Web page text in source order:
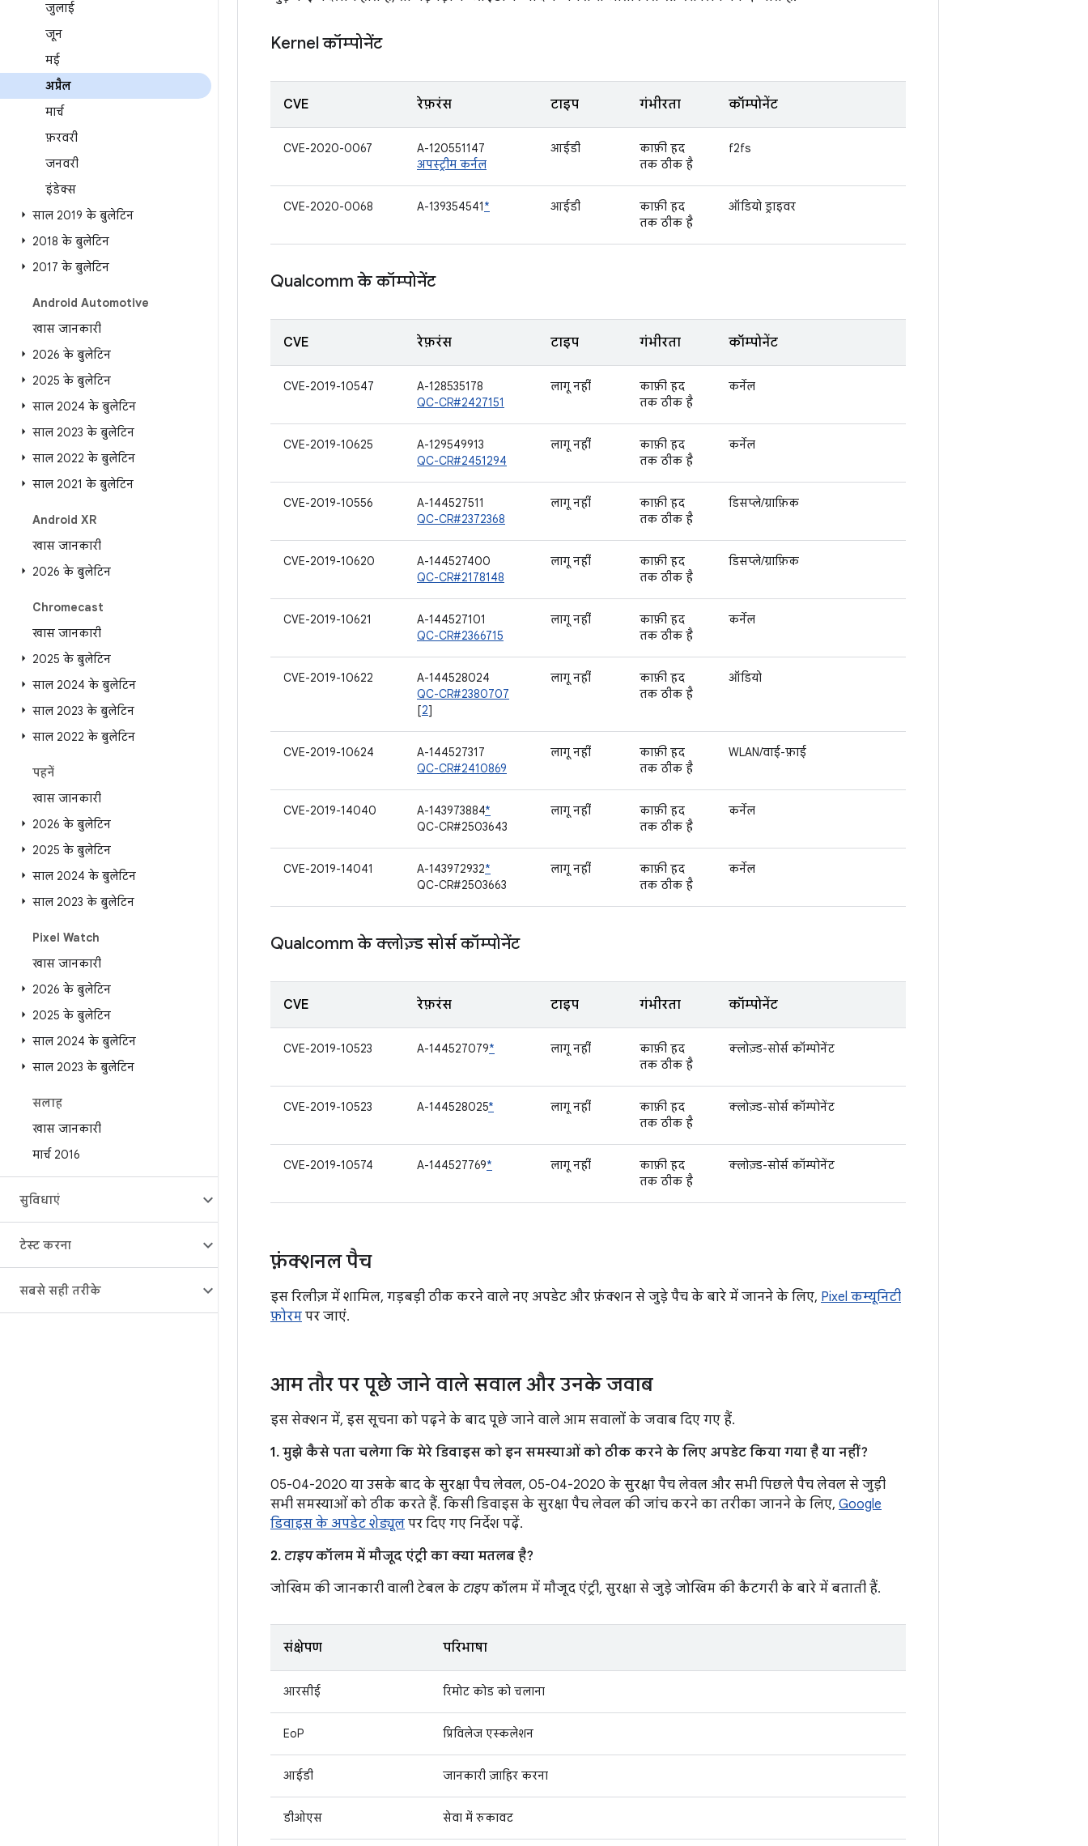
जुलाई
जून
मई
अप्रैल
मार्च
फ़रवरी
जनवरी
इंडेक्स
साल 2019 के बुलेटिन
2018 के बुलेटिन
2017 के बुलेटिन
Android Automotive
खास जानकारी
2026 के बुलेटिन
2025 के बुलेटिन
साल 2024 के बुलेटिन
साल 2023 के बुलेटिन
साल 2022 के बुलेटिन
साल 2021 के बुलेटिन
Android XR
खास जानकारी
2026 के बुलेटिन
Chromecast
खास जानकारी
2025 के बुलेटिन
साल 2024 के बुलेटिन
साल 2023 के बुलेटिन
साल 2022 के बुलेटिन
पहनें
खास जानकारी
2026 के बुलेटिन
2025 के बुलेटिन
साल 2024 के बुलेटिन
साल 2023 के बुलेटिन
Pixel Watch
खास जानकारी
2026 के बुलेटिन
2025 के बुलेटिन
साल 2024 के बुलेटिन
साल 2023 के बुलेटिन
सलाह
खास जानकारी
मार्च 2016
सुविधाएं
टेस्ट करना
सबसे सही तरीके
Kernel कॉम्पोनेंट
CVE रेफ़रंस टाइप गंभीरता कॉम्पोनेंट
CVE-2020-0067
A-120551147
अपस्ट्रीम कर्नल
आईडी
काफ़ी हद
तक ठीक है
f2fs
CVE-2020-0068 A-139354541* आईडी
काफ़ी हद
तक ठीक है
ऑडियो ड्राइवर
Qualcomm के कॉम्पोनेंट
CVE रेफ़रंस टाइप गंभीरता कॉम्पोनेंट
CVE-2019-10547
A-128535178
QC-CR#2427151
लागू नहीं
काफ़ी हद
तक ठीक है
कर्नेल
CVE-2019-10625
A-129549913
QC-CR#2451294
लागू नहीं
काफ़ी हद
तक ठीक है
कर्नेल
CVE-2019-10556
A-144527511
QC-CR#2372368
लागू नहीं
काफ़ी हद
तक ठीक है
डिसप्ले/ग्राफ़िक
CVE-2019-10620
A-144527400
QC-CR#2178148
लागू नहीं
काफ़ी हद
तक ठीक है
डिसप्ले/ग्राफ़िक
CVE-2019-10621
A-144527101
QC-CR#2366715
लागू नहीं
काफ़ी हद
तक ठीक है
कर्नेल
CVE-2019-10622
A-144528024
QC-CR#2380707
[2]
लागू नहीं
काफ़ी हद
तक ठीक है
ऑडियो
CVE-2019-10624
A-144527317
QC-CR#2410869
लागू नहीं
काफ़ी हद
तक ठीक है
WLAN/वाई-फ़ाई
CVE-2019-14040 A-143973884*
QC-CR#2503643
लागू नहीं
काफ़ी हद
तक ठीक है
कर्नेल
CVE-2019-14041 A-143972932*
QC-CR#2503663
लागू नहीं
काफ़ी हद
तक ठीक है
कर्नेल
Qualcomm के क्लोज़्ड सोर्स कॉम्पोनेंट
CVE रेफ़रंस टाइप गंभीरता कॉम्पोनेंट
CVE-2019-10523 A-144527079* लागू नहीं
काफ़ी हद
तक ठीक है
क्लोज़्ड-सोर्स कॉम्पोनेंट
CVE-2019-10523 A-144528025* लागू नहीं
काफ़ी हद
तक ठीक है
क्लोज़्ड-सोर्स कॉम्पोनेंट
CVE-2019-10574 A-144527769* लागू नहीं
काफ़ी हद
तक ठीक है
क्लोज़्ड-सोर्स कॉम्पोनेंट
फ़ंक्शनल पैच
इस रिलीज़ में शामिल, गड़बड़ी ठीक करने वाले नए अपडेट और फ़ंक्शन से जुड़े पैच के बारे में जानने के लिए, Pixel कम्यूनिटी
फ़ोरम पर जाएं.
आम तौर पर पूछे जाने वाले सवाल और उनके जवाब
इस सेक्शन में, इस सूचना को पढ़ने के बाद पूछे जाने वाले आम सवालों के जवाब दिए गए हैं.
1. मुझे कैसे पता चलेगा कि मेरे डिवाइस को इन समस्याओं को ठीक करने के लिए अपडेट किया गया है या नहीं?
05-04-2020 या उसके बाद के सुरक्षा पैच लेवल, 05-04-2020 के सुरक्षा पैच लेवल और सभी पिछले पैच लेवल से जुड़ी
सभी समस्याओं को ठीक करते हैं. किसी डिवाइस के सुरक्षा पैच लेवल की जांच करने का तरीका जानने के लिए, Google
डिवाइस के अपडेट शेड्यूल पर दिए गए निर्देश पढ़ें.
2. टाइपकॉलम में मौजूद एंट्री का क्या मतलब है?
जोखिम की जानकारी वाली टेबल के टाइपकॉलम में मौजूद एंट्री, सुरक्षा से जुड़े जोखिम की कैटगरी के बारे में बताती हैं.
संक्षेपण परिभाषा
आरसीई रिमोट कोड को चलाना
EoP प्रिविलेज एस्कलेशन
आईडी जानकारी ज़ाहिर करना
डीओएस सेवा में रुकावट